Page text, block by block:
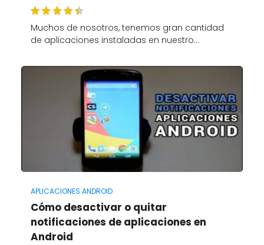
Muchos de nosotros, tenemos gran cantidad
de aplicaciones instaladas en nuestro…
APLICACIONES ANDROID
Cómo desactivar o quitar
notificaciones de aplicaciones en
Android